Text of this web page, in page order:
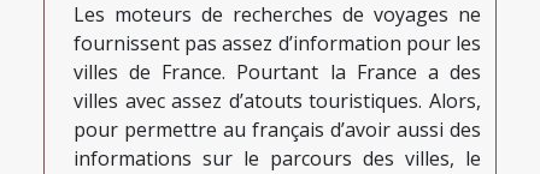
Les moteurs de recherches de voyages ne
fournissent pas assez d’information pour les
villes de France. Pourtant la France a des
villes avec assez d’atouts touristiques. Alors,
pour permettre au français d’avoir aussi des
informations sur le parcours des villes, le